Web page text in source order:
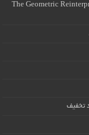
The Geometric
تخفیف